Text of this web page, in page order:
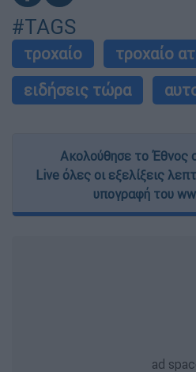
#TAGS
τροχαίο
τροχαίο
ειδήσεις τώρα
Ακολούθησε το Έθνος
Live όλες οι εξελίξεις
υπογραφή του